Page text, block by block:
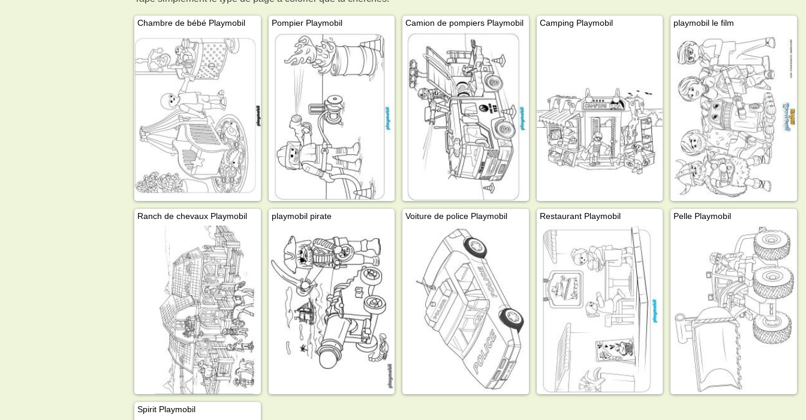
Chambre de bébé Playmobil Pompier Playmobil Camion de pompiers Playmobil Camping Playmobil playmobil le film
Ranch de chevaux Playmobil playmobil pirate Voiture de police Playmobil Restaurant Playmobil Pelle Playmobil
Spirit Playmobil